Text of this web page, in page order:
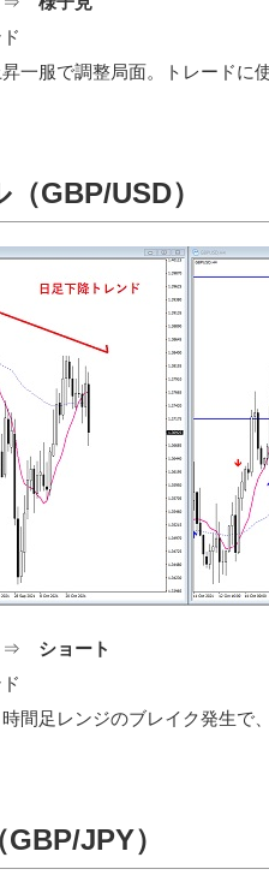
一服で調整局面。トレードに
GBP/USD）
⇒ ショート
間足レンジのブレイク発生で
JPY）